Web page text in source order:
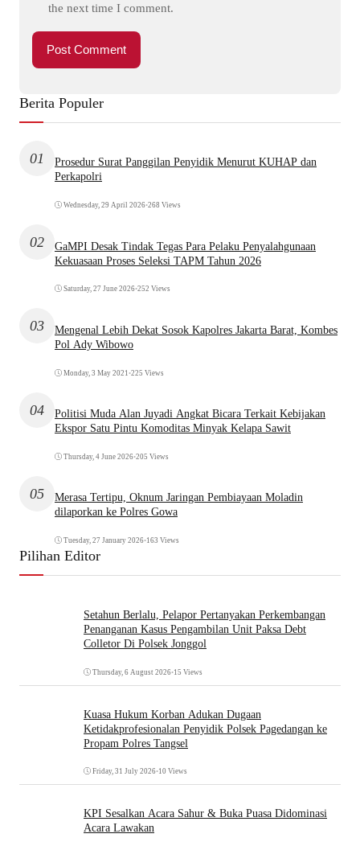
the next time I comment.
Berita Populer
01
Prosedur Surat Panggilan Penyidik Menurut KUHAP dan
Perkapolri
Wednesday, 29 April 2026•268 Views
02
GaMPI Desak Tindak Tegas Para Pelaku Penyalahgunaan
Kekuasaan Proses Seleksi TAPM Tahun 2026
Saturday, 27 June 2026•252 Views
03
Mengenal Lebih Dekat Sosok Kapolres Jakarta Barat, Kombes
Pol Ady Wibowo
Monday, 3 May 2021 •225 Views
04
Politisi Muda Alan Juyadi Angkat Bicara Terkait Kebijakan
Ekspor Satu Pintu Komoditas Minyak Kelapa Sawit
Thursday, 4 June 2026•205 Views
05
Merasa Tertipu, Oknum Jaringan Pembiayaan Moladin
dilaporkan ke Polres Gowa
Tuesday, 27 January 2026•163 Views
Pilihan Editor
Setahun Berlalu, Pelapor Pertanyakan Perkembangan
Penanganan Kasus Pengambilan Unit Paksa Debt
Colletor Di Polsek Jonggol
Thursday, 6 August 2026•15 Views
Kuasa Hukum Korban Adukan Dugaan
Ketidakprofesionalan Penyidik Polsek Pagedangan ke
Propam Polres Tangsel
Friday, 31 July 2026•10 Views
KPI Sesalkan Acara Sahur & Buka Puasa Didominasi
Acara Lawakan